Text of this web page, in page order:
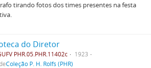
tirando fotos dos times presentes na festa
do Diretor
PHR.05.PHR.11402c
1923
Coleção P. H. Rolfs (PHR)